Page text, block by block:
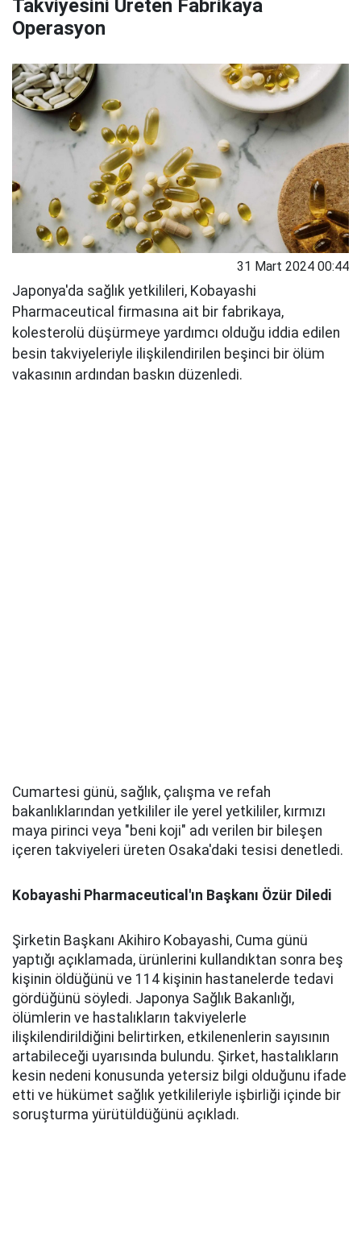
Takviyesini Üreten Fabrikaya
Operasyon
31 Mart 2024 00:44
Japonya'da sağlık yetkilileri, Kobayashi
Pharmaceutical firmasına ait bir fabrikaya,
kolesterolü düşürmeye yardımcı olduğu iddia edilen
besin takviyeleriyle ilişkilendirilen beşinci bir ölüm
vakasının ardından baskın düzenledi.
Cumartesi günü, sağlık, çalışma ve refah
bakanlıklarından yetkililer ile yerel yetkililer, kırmızı
maya pirinci veya "beni koji" adı verilen bir bileşen
içeren takviyeleri üreten Osaka'daki tesisi denetledi.
Kobayashi Pharmaceutical'ın Başkanı Özür Diledi
Şirketin Başkanı Akihiro Kobayashi, Cuma günü
yaptığı açıklamada, ürünlerini kullandıktan sonra beş
kişinin öldüğünü ve 114 kişinin hastanelerde tedavi
gördüğünü söyledi. Japonya Sağlık Bakanlığı,
ölümlerin ve hastalıkların takviyelerle
ilişkilendirildiğini belirtirken, etkilenenlerin sayısının
artabileceği uyarısında bulundu. Şirket, hastalıkların
kesin nedeni konusunda yetersiz bilgi olduğunu ifade
etti ve hükümet sağlık yetkilileriyle işbirliği içinde bir
soruşturma yürütüldüğünü açıkladı.